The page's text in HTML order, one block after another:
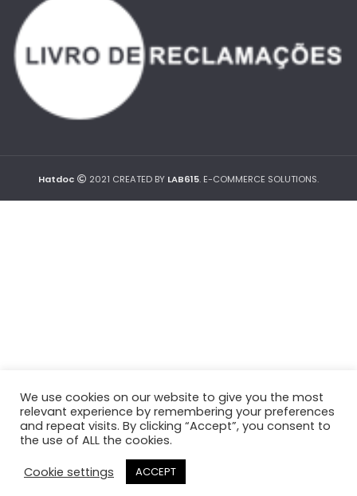
Hatdoc 2021 CREATED BY LAB615. E-COMMERCE SOLUTIONS.
We use cookies on our website to give you the most
relevant experience by remembering your preferences
and repeat visits. By clicking “Accept”, you consent to
the use of ALL the cookies.
Cookie settings
ACCEPT
0